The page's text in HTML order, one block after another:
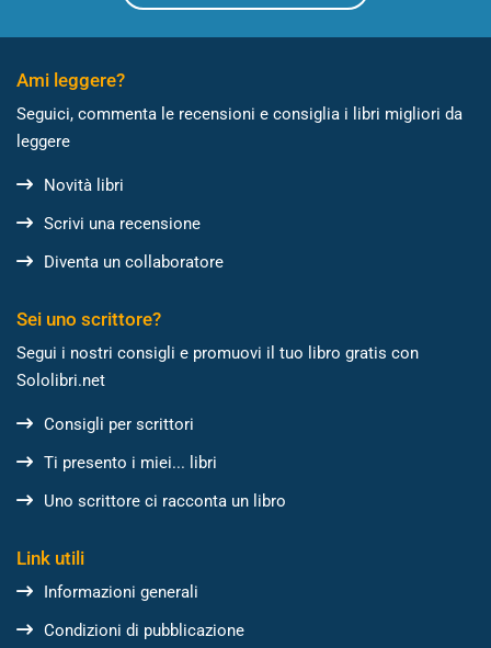
Ami leggere?
Seguici, commenta le recensioni e consiglia i libri migliori da
leggere
Novità libri
Scrivi una recensione
Diventa un collaboratore
Sei uno scrittore?
Segui i nostri consigli e promuovi il tuo libro gratis con
Sololibri.net
Consigli per scrittori
Ti presento i miei... libri
Uno scrittore ci racconta un libro
Link utili
Informazioni generali
Condizioni di pubblicazione